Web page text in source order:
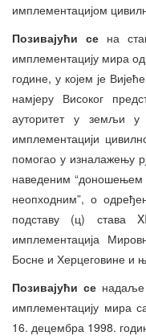
имплементацијом
Позивајући се на
имплементацију мира
године, у којем је
намјеру Високог
ауторитет у земљи
имплементацији
помогао у изналажењу
наведеним “доношењем
неопходним”, о
подставу (ц) става
имплементација
Босне и Херцеговине и
Позивајући сенадаље
имплементацију мира
16. децембра 1998.